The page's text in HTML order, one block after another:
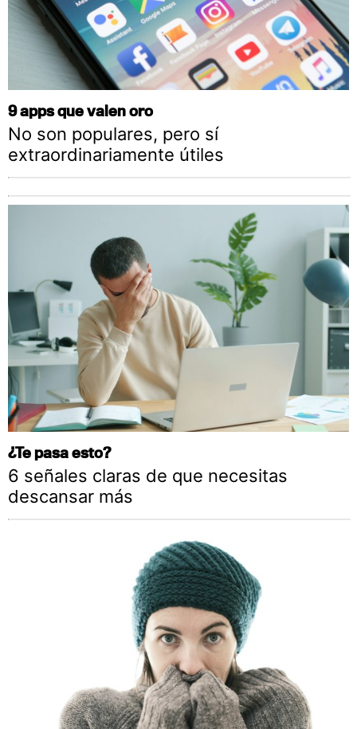
9 apps que valen oro
No son populares, pero sí
extraordinariamente útiles
¿Te pasa esto?
6 señales claras de que necesitas
descansar más